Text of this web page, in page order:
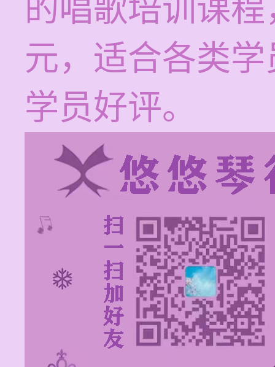
的唱歌培训课
元，适合各类
学员好评。